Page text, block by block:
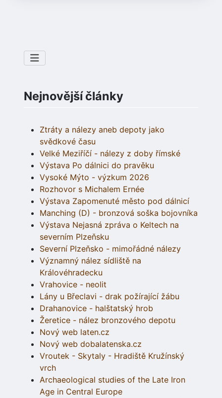
Nejnovější články
Ztráty a nálezy aneb depoty jako
svědkové času
Velké Meziříčí - nálezy z doby římské
Výstava Po dálnici do pravěku
Vysoké Mýto - výzkum 2026
Rozhovor s Michalem Ernée
Výstava Zapomenuté město pod dálnicí
Manching (D) - bronzová soška bojovníka
Výstava Nejasná zpráva o Keltech na
severním Plzeňsku
Severní Plzeňsko - mimořádné nálezy
Významný nález sídliště na
Královéhradecku
Vrahovice - neolit
Lány u Břeclavi - drak požírající žábu
Drahanovice - halštatský hrob
Žeretice - nález bronzového depotu
Nový web laten.cz
Nový web dobalatenska.cz
Vroutek - Skytaly - Hradiště Kružínský
vrch
Archaeological studies of the Late Iron
Age in Central Europe